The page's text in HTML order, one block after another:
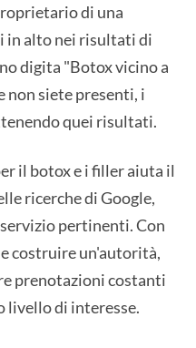
di una
in alto nei risultati di
digita "Botox vicino a
non siete presenti, i
quei risultati.
il botox e i filler aiuta il
ricerche di Google,
pertinenti. Con
costruire un'autorità,
prenotazioni costanti
livello di interesse.